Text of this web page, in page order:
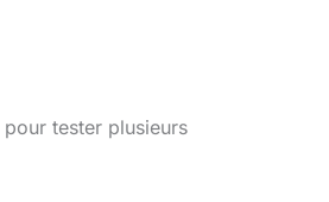
tester plusieurs